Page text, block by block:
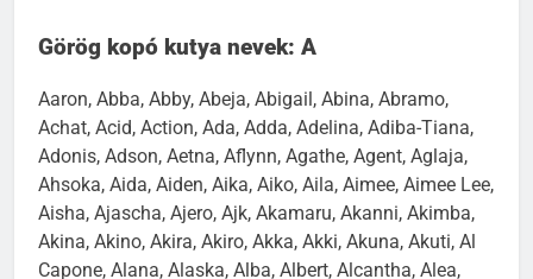
Görög kopó kutya nevek: A
Aaron, Abba, Abby, Abeja, Abigail, Abina, Abramo,
Achat, Acid, Action, Ada, Adda, Adelina, Adiba-Tiana,
Adonis, Adson, Aetna, Aflynn, Agathe, Agent, Aglaja,
Ahsoka, Aida, Aiden, Aika, Aiko, Aila, Aimee, Aimee Lee,
Aisha, Ajascha, Ajero, Ajk, Akamaru, Akanni, Akimba,
Akina, Akino, Akira, Akiro, Akka, Akki, Akuna, Akuti, Al
Capone, Alana, Alaska, Alba, Albert, Alcantha, Alea,